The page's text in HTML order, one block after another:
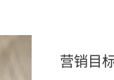
营销目